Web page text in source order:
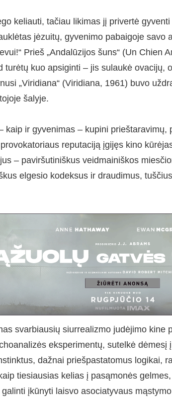
keliauti, tačiau likimas jį privertė
jėzuitų, gyvenimo pabaigoje savo
Prieš „Andalūzijos šuns“ (Un Chien
turėtų kuo apsiginti – jis sulaukė ovacijų,
„Viridiana“ (Viridiana, 1961) buvo
šalyje.
kaip ir gyvenimas – kupini prieštaravimų,
reputaciją įgijęs kino
– paviršutiniškus veidmainiškos
elgesio kodeksus ir draudimus,
svarbiausių siurrealizmo judėjimo kine
eksperimentų, sutelkė dėmesį
dažnai priešpastatomus logikai,
tiesiausias kelias į pasąmonės
įkūnyti laisvo asociatyvaus